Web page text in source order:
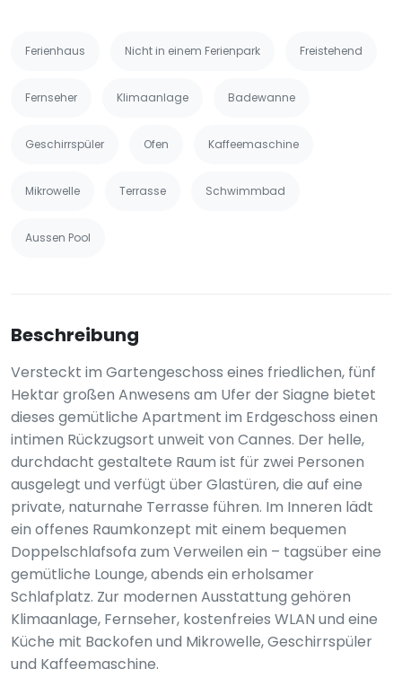
Ferienhaus Nicht in einem Ferienpark Freistehend
Fernseher Klimaanlage Badewanne
Geschirrspüler Ofen Kaffeemaschine
Mikrowelle Terrasse Schwimmbad
Aussen Pool
Beschreibung
Versteckt im Gartengeschoss eines friedlichen, fünf
Hektar großen Anwesens am Ufer der Siagne bietet
dieses gemütliche Apartment im Erdgeschoss einen
intimen Rückzugsort unweit von Cannes. Der helle,
durchdacht gestaltete Raum ist für zwei Personen
ausgelegt und verfügt über Glastüren, die auf eine
private, naturnahe Terrasse führen. Im Inneren lädt
ein offenes Raumkonzept mit einem bequemen
Doppelschlafsofa zum Verweilen ein – tagsüber eine
gemütliche Lounge, abends ein erholsamer
Schlafplatz. Zur modernen Ausstattung gehören
Klimaanlage, Fernseher, kostenfreies WLAN und eine
Küche mit Backofen und Mikrowelle, Geschirrspüler
und Kaffeemaschine.